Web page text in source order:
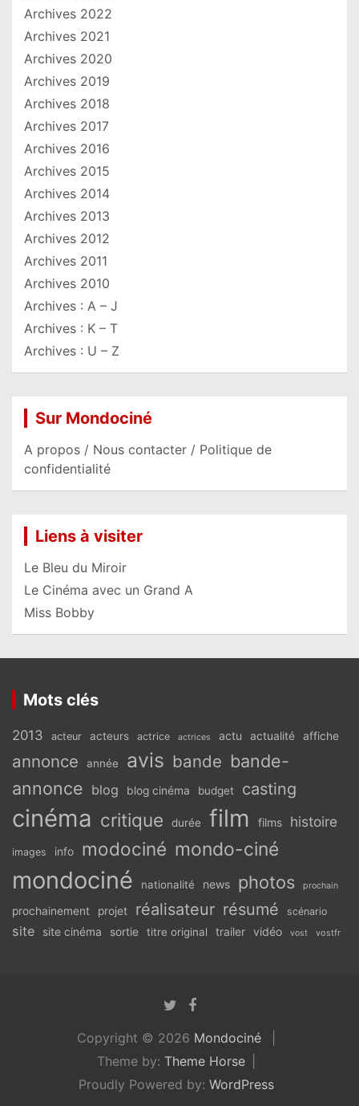
Archives 2022
Archives 2021
Archives 2020
Archives 2019
Archives 2018
Archives 2017
Archives 2016
Archives 2015
Archives 2014
Archives 2013
Archives 2012
Archives 2011
Archives 2010
Archives : A – J
Archives : K – T
Archives : U – Z
Sur Mondociné
A propos / Nous contacter / Politique de
confidentialité
Liens à visiter
Le Bleu du Miroir
Le Cinéma avec un Grand A
Miss Bobby
Mots clés
2013 acteur acteurs actrice actrices actu actualité affiche
annonce année avis bande bande-
annonce blog blog cinéma budget casting
cinéma critique durée film films histoire
images info modociné mondo-ciné
mondociné nationalité news photos prochain
prochainement projet réalisateur résumé scénario
site site cinéma sortie titre original trailer vidéo vost vostfr
Copyright © 2026 Mondociné
Theme by: Theme Horse
Proudly Powered by: WordPress